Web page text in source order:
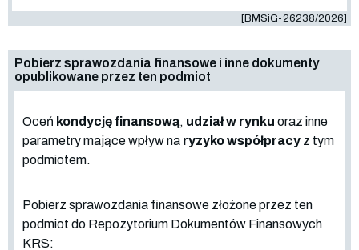
[BMSiG-26238/2026]
Pobierz sprawozdania finansowe i inne dokumenty
opublikowane przez ten podmiot
Oceń kondycję finansową, udział w rynku oraz inne
parametry mające wpływ na ryzyko współpracy z tym
podmiotem.
Pobierz sprawozdania finansowe złożone przez ten
podmiot do Repozytorium Dokumentów Finansowych
KRS: